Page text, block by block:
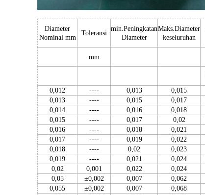
Diameter
Nominal mm
Toleransi
min.Peningkatan
Diameter
Maks.Diameter
keseluruhan
mm
0,012
---- 0,013 0,015
0,013
---- 0,015 0,017
0,014
---- 0,016 0,018
0,015
---- 0,017 0,02
0,016
---- 0,018 0,021
0,017
---- 0,019 0,022
0,018
---- 0,02 0,023
0,019
---- 0,021 0,024
0,02
0,001 0,022 0,024
0,05
±0,002 0,007 0,062
0,055
±0,002 0,007 0,068